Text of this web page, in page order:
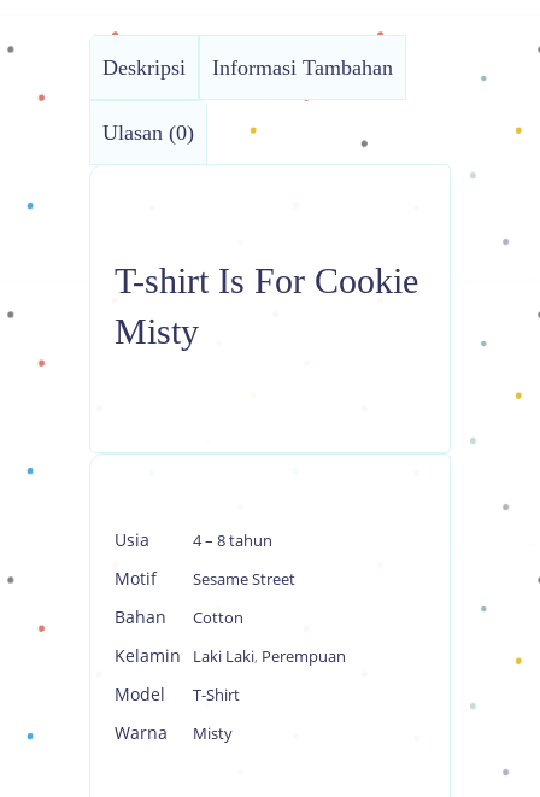
Deskripsi Informasi Tambahan
Ulasan (0)
T-shirt Is For Cookie
Misty
Usia 4 – 8 tahun
Motif Sesame Street
Bahan Cotton
Kelamin Laki Laki, Perempuan
Model T-Shirt
Warna Misty